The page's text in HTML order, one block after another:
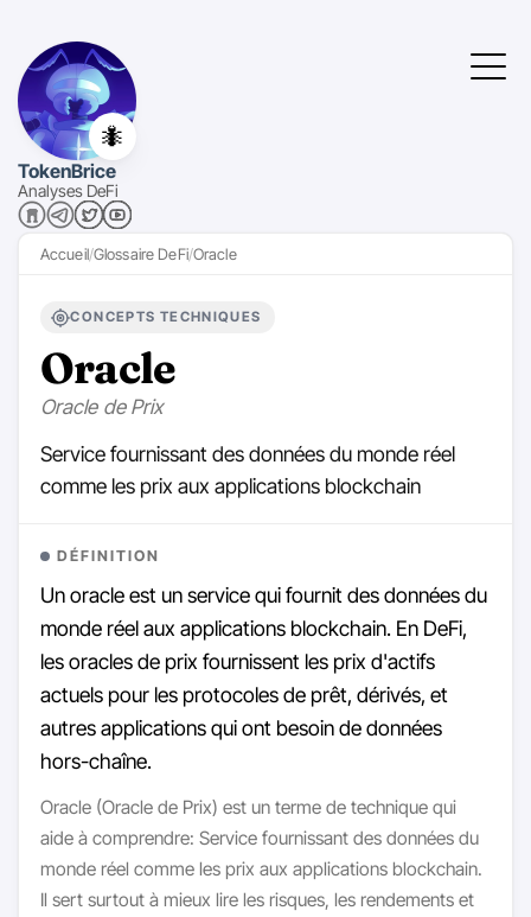
🐜
TokenBrice
Analyses DeFi
Accueil Glossaire DeFi Oracle
CONCEPTS TECHNIQUES
Oracle
Oracle de Prix
Service fournissant des données du monde réel
comme les prix aux applications blockchain
DÉFINITION
Un oracle est un service qui fournit des données du
monde réel aux applications blockchain. En DeFi,
les oracles de prix fournissent les prix d'actifs
actuels pour les protocoles de prêt, dérivés, et
autres applications qui ont besoin de données
hors-chaîne.
Oracle (Oracle de Prix) est un terme de technique qui
aide à comprendre: Service fournissant des données du
monde réel comme les prix aux applications blockchain.
Il sert surtout à mieux lire les risques, les rendements et